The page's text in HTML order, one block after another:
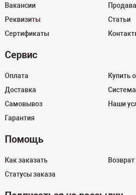
Вакансии
Реквизиты
Сертификаты
Статьи
Сервис
Оплата
Доставка
Самовывоз
Гарантия
Купить
Наши
Помощь
Как заказать
Статусы заказа